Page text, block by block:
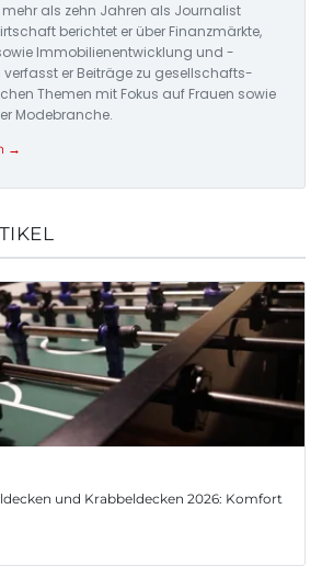
mehr als zehn Jahren als Journalist
berichtet er über Finanzmärkte,
Immobilienentwicklung und -
er Beiträge zu gesellschafts-
Themen mit Fokus auf Frauen sowie
Modebranche.
→
und Krabbeldecken 2026: Komfort